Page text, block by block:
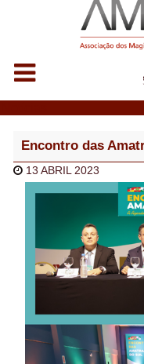
Encontro das
13 ABRIL 2023